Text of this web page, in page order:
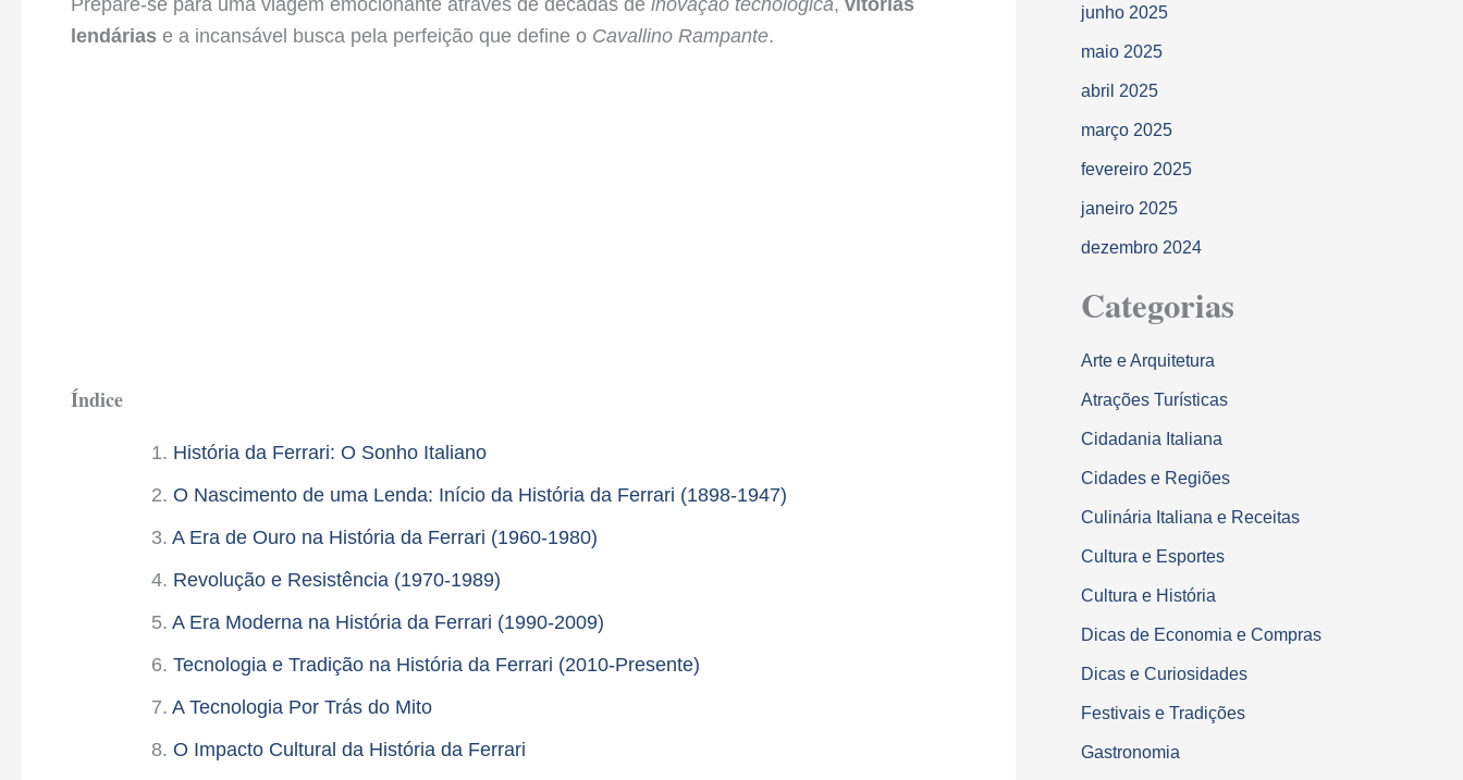
Prepare-se para uma viagem emocionante através de décadas de inovação tecnológica, vitórias
lendárias e a incansável busca pela perfeição que define o Cavallino Rampante.
Índice
História da Ferrari: O Sonho Italiano
O Nascimento de uma Lenda: Início da História da Ferrari (1898-1947)
A Era de Ouro na História da Ferrari (1960-1980)
Revolução e Resistência (1970-1989)
A Era Moderna na História da Ferrari (1990-2009)
Tecnologia e Tradição na História da Ferrari (2010-Presente)
A Tecnologia Por Trás do Mito
O Impacto Cultural da História da Ferrari
junho 2025
maio 2025
abril 2025
março 2025
fevereiro 2025
janeiro 2025
dezembro 2024
Categorias
Arte e Arquitetura
Atrações Turísticas
Cidadania Italiana
Cidades e Regiões
Culinária Italiana e Receitas
Cultura e Esportes
Cultura e História
Dicas de Economia e Compras
Dicas e Curiosidades
Festivais e Tradições
Gastronomia